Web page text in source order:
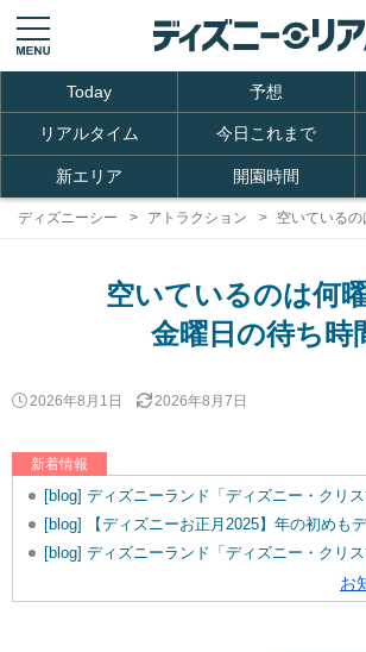
Today 予想
リアルタイム 今日これまで
新エリア 開園時間
ディズニーシー アトラクション 空いている
空いているのは何
金曜日の待ち時
2026年8月1日 2026年8月7日
新着情報
お